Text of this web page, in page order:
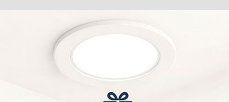
ВТОРОЙ И ТРЕТИЙ
ПОТОЛОК
В ПОДАРОК!